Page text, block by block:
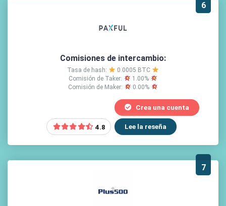
6
Comisiones de intercambio:
Tasa de hash:
0.0005 BTC
Comisión de Taker:
1.00%
Comisión de Maker:
0.00%
4.8
Crea una cuenta
Lee la reseña
7